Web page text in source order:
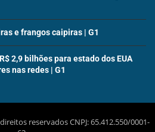
e frangos caipiras | G1
2,9 bilhões para estado dos EUA
nas redes | G1
reservados CNPJ: 65.412.550/0001-